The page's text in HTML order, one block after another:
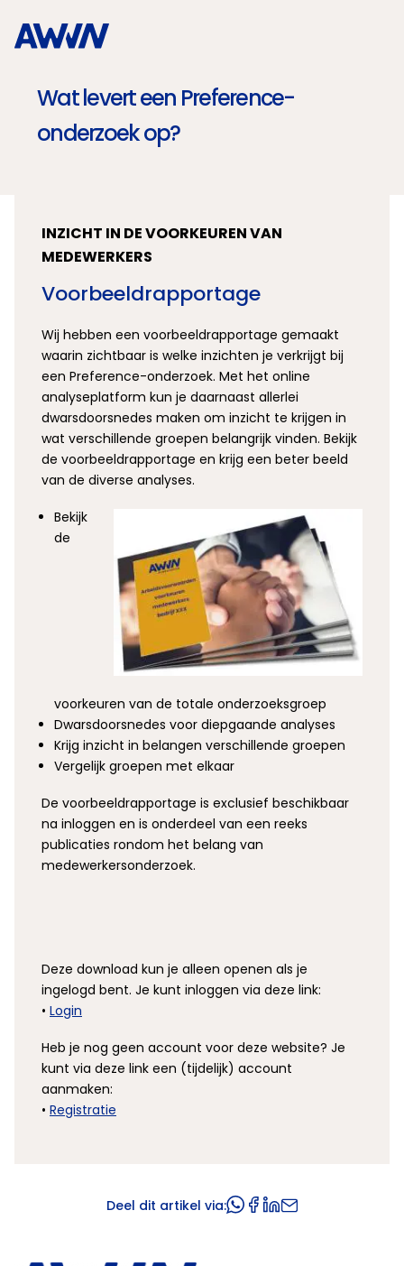
Wat levert een Preference-
onderzoek op?
INZICHT IN DE VOORKEUREN VAN
MEDEWERKERS
Voorbeeldrapportage
Wij hebben een voorbeeldrapportage gemaakt
waarin zichtbaar is welke inzichten je verkrijgt bij
een Preference-onderzoek. Met het online
analyseplatform kun je daarnaast allerlei
dwarsdoorsnedes maken om inzicht te krijgen in
wat verschillende groepen belangrijk vinden. Bekijk
de voorbeeldrapportage en krijg een beter beeld
van de diverse analyses.
Bekijk
de
voorkeuren van de totale onderzoeksgroep
Dwarsdoorsnedes voor diepgaande analyses
Krijg inzicht in belangen verschillende groepen
Vergelijk groepen met elkaar
De voorbeeldrapportage is exclusief beschikbaar
na inloggen en is onderdeel van een reeks
publicaties rondom het belang van
medewerkersonderzoek.
Deze download kun je alleen openen als je
ingelogd bent. Je kunt inloggen via deze link:
• Login
Heb je nog geen account voor deze website? Je
kunt via deze link een (tijdelijk) account
aanmaken:
• Registratie
Deel dit artikel via: